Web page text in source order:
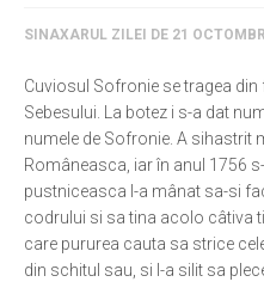
Cenaclu creștin
Noi și Biserica
Rânduieli liturgice
Predici și cateheze
Ortodox în diaspora
SINAXARUL ZILEI DE 21
Cuviosul Sofronie se tragea
Sebesului. La botez i s-a dat
numele de Sofronie. A sihastrit
Româneasca, iar în anul 1756
pustniceasca l-a mânat sa-si
codrului si sa tina acolo câtiva
care pururea cauta sa strice
din schitul sau, si l-a silit sa